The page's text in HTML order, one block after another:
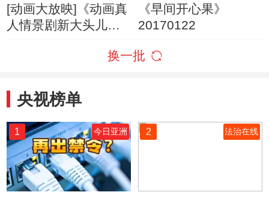
[动画大放映]《动画真
人情景剧新大头儿子
《早间开心果》
20170122
换一批
央视榜单
1 今日亚洲 2 法治在线